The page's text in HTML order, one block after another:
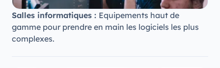
Salles informatiques : Equipements haut de
gamme pour prendre en main les logiciels les plus
complexes.